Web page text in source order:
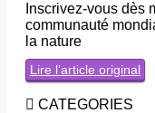
Inscrivez-vous dès
communauté
la nature
Lire l’article original
CATEGORIES